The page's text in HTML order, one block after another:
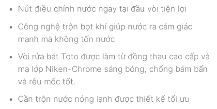
Nút điều chỉnh nước ngay tại đầu vòi tiện lợi
Công nghệ trộn bọt khí giúp nước ra cảm giác
mạnh mà không tốn nước
Vòi rửa bát Toto được làm từ đồng thau cao cấp và
mạ lớp Niken-Chrome sáng bóng, chống bám bẩn
và rêu mốc tốt.
Cần trộn nước nóng lạnh được thiết kế tối ưu